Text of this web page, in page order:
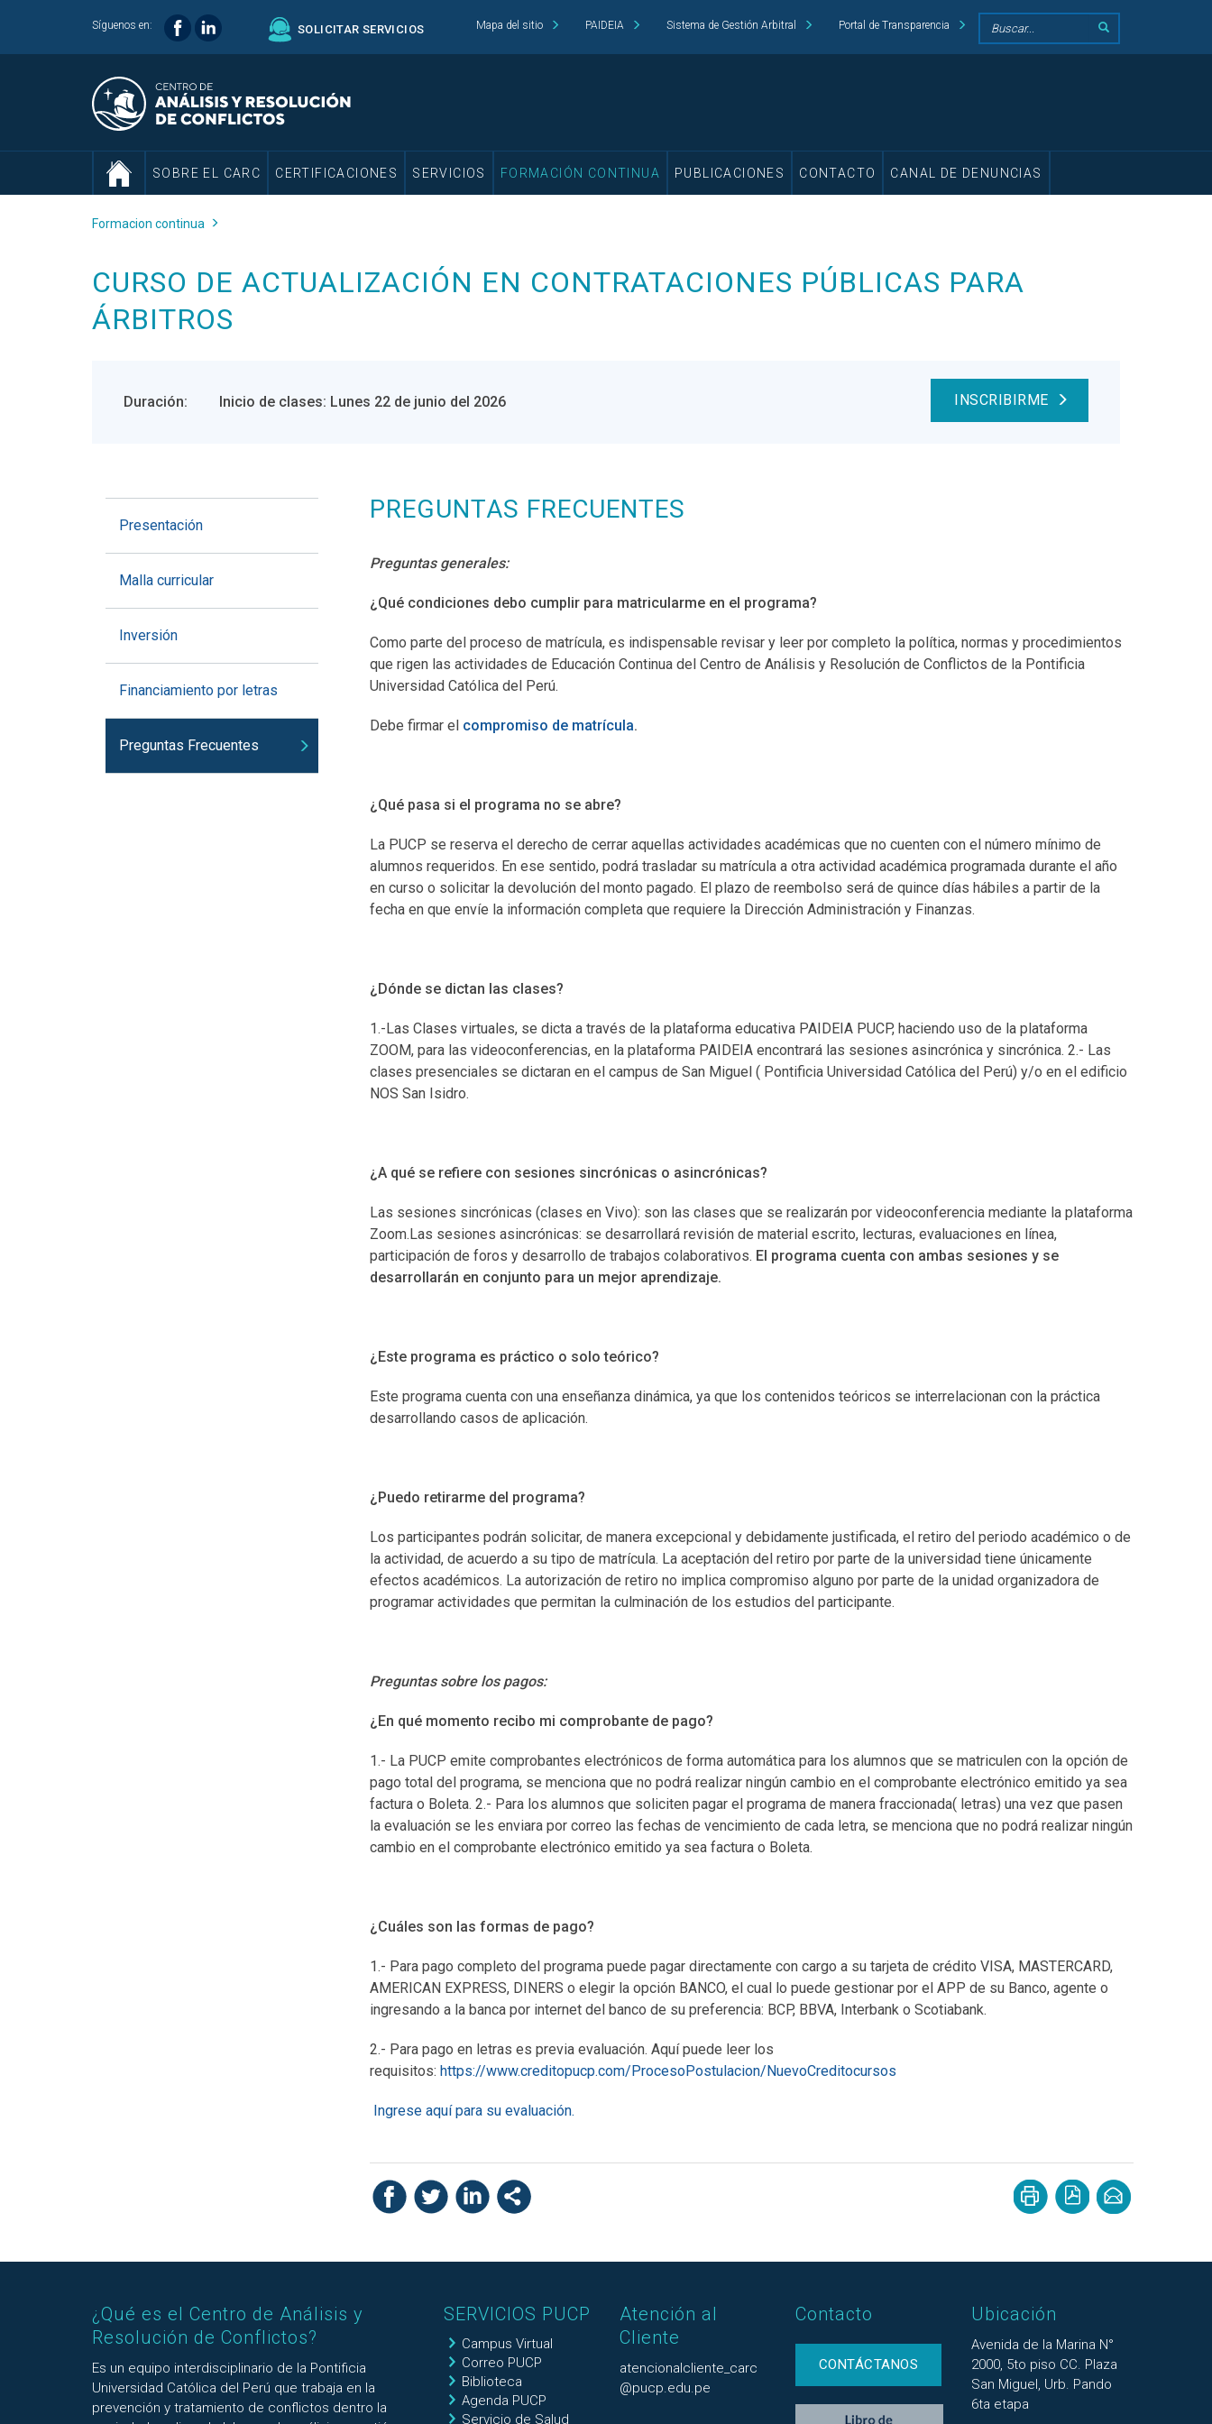
Síguenos en: SOLICITAR SERVICIOS Mapa del sitio PAIDEIA Sistema de Gestión Arbitral Portal de Transparencia
SOBRE EL CARC CERTIFICACIONES SERVICIOS FORMACIÓN CONTINUA PUBLICACIONES CONTACTO CANAL DE DENUNCIAS
Formacion continua
CURSO DE ACTUALIZACIÓN EN CONTRATACIONES PÚBLICAS PARA
ÁRBITROS
Duración: Inicio de clases: Lunes 22 de junio del 2026 INSCRIBIRME
Presentación
Malla curricular
Inversión
Financiamiento por letras
Preguntas Frecuentes
PREGUNTAS FRECUENTES
Preguntas generales:
¿Qué condiciones debo cumplir para matricularme en el programa?
Como parte del proceso de matrícula, es indispensable revisar y leer por completo la política, normas y procedimientos
que rigen las actividades de Educación Continua del Centro de Análisis y Resolución de Conflictos de la Pontificia
Universidad Católica del Perú.
Debe firmar el compromiso de matrícula.
¿Qué pasa si el programa no se abre?
La PUCP se reserva el derecho de cerrar aquellas actividades académicas que no cuenten con el número mínimo de
alumnos requeridos. En ese sentido, podrá trasladar su matrícula a otra actividad académica programada durante el año
en curso o solicitar la devolución del monto pagado. El plazo de reembolso será de quince días hábiles a partir de la
fecha en que envíe la información completa que requiere la Dirección Administración y Finanzas.
¿Dónde se dictan las clases?
1.-Las Clases virtuales, se dicta a través de la plataforma educativa PAIDEIA PUCP, haciendo uso de la plataforma
ZOOM, para las videoconferencias, en la plataforma PAIDEIA encontrará las sesiones asincrónica y sincrónica. 2.- Las
clases presenciales se dictaran en el campus de San Miguel ( Pontificia Universidad Católica del Perú) y/o en el edificio
NOS San Isidro.
¿A qué se refiere con sesiones sincrónicas o asincrónicas?
Las sesiones sincrónicas (clases en Vivo): son las clases que se realizarán por videoconferencia mediante la plataforma
Zoom.Las sesiones asincrónicas: se desarrollará revisión de material escrito, lecturas, evaluaciones en línea,
participación de foros y desarrollo de trabajos colaborativos. El programa cuenta con ambas sesiones y se
desarrollarán en conjunto para un mejor aprendizaje.
¿Este programa es práctico o solo teórico?
Este programa cuenta con una enseñanza dinámica, ya que los contenidos teóricos se interrelacionan con la práctica
desarrollando casos de aplicación.
¿Puedo retirarme del programa?
Los participantes podrán solicitar, de manera excepcional y debidamente justificada, el retiro del periodo académico o de
la actividad, de acuerdo a su tipo de matrícula. La aceptación del retiro por parte de la universidad tiene únicamente
efectos académicos. La autorización de retiro no implica compromiso alguno por parte de la unidad organizadora de
programar actividades que permitan la culminación de los estudios del participante.
Preguntas sobre los pagos:
¿En qué momento recibo mi comprobante de pago?
1.- La PUCP emite comprobantes electrónicos de forma automática para los alumnos que se matriculen con la opción de
pago total del programa, se menciona que no podrá realizar ningún cambio en el comprobante electrónico emitido ya sea
factura o Boleta. 2.- Para los alumnos que soliciten pagar el programa de manera fraccionada( letras) una vez que pasen
la evaluación se les enviara por correo las fechas de vencimiento de cada letra, se menciona que no podrá realizar ningún
cambio en el comprobante electrónico emitido ya sea factura o Boleta.
¿Cuáles son las formas de pago?
1.- Para pago completo del programa puede pagar directamente con cargo a su tarjeta de crédito VISA, MASTERCARD,
AMERICAN EXPRESS, DINERS o elegir la opción BANCO, el cual lo puede gestionar por el APP de su Banco, agente o
ingresando a la banca por internet del banco de su preferencia: BCP, BBVA, Interbank o Scotiabank.
2.- Para pago en letras es previa evaluación. Aquí puede leer los
requisitos: https://www.creditopucp.com/ProcesoPostulacion/NuevoCreditocursos
Ingrese aquí para su evaluación.
¿Qué es el Centro de Análisis y
Resolución de Conflictos?
Es un equipo interdisciplinario de la Pontificia
Universidad Católica del Perú que trabaja en la
prevención y tratamiento de conflictos dentro la
SERVICIOS PUCP
Campus Virtual
Correo PUCP
Biblioteca
Agenda PUCP
Servicio de Salud
Atención al
Cliente
atencionalcliente_carc
@pucp.edu.pe
Contacto
CONTÁCTANOS
Ubicación
Avenida de la Marina N°
2000, 5to piso CC. Plaza
San Miguel, Urb. Pando
6ta etapa